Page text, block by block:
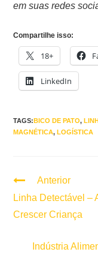
em suas redes
Compartilhe isso:
18+
LinkedIn
TAGS: BICO DE PATO,
MAGNÉTICA, LOGÍSTICA
Continuar
lendo
Anterior
Linha Detectável –
Crescer Criança
Indústria